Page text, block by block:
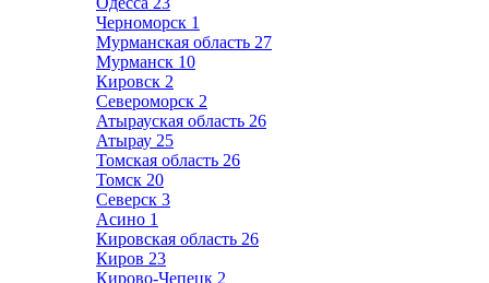
Черноморск 1
Мурманская область 27
Мурманск 10
Кировск 2
Североморск 2
Атырауская область 26
Атырау 25
Томская область 26
Томск 20
Северск 3
Асино 1
Кировская область 26
Киров 23
Кирово-Чепецк 2